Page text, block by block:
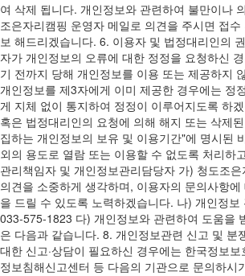
여 삭제 됩니다. 개인정보와 관련하여 불만이나
조은자리캠핑 운영자 메일로 의견을 주시면 접
보 해드리겠습니다. 6. 이용자 및 법정대리인의
자가 개인정보의 오류에 대한 정정을 요청하신
기 전까지 당해 개인정보를 이용 또는 제공하지
개인정보를 제3자에게 이미 제공한 경우에는 정
게 지체 없이 통지하여 정정이 이루어지도록 하
혹은 법정대리인의 요청에 의해 해지 또는 삭제
집하는 개인정보의 보유 및 이용기간"에 명시된
외의 용도로 열람 또는 이용할 수 없도록 처리하
관리책임자 및 개인정보관리담당자 가) 청도조
의견을 소중하게 생각하며, 이용자의 문의사항
을 드릴 수 있도록 노력하겠습니다. 나) 개인정보
033-575-1823 다) 개인정보와 관련하여 도움을
은 다음과 같습니다. 8. 개인정보관련 신고 및 분
대한 신고·상담이 필요하신 경우에는 한국정보
정보침해신고센터 등 다음의 기관으로 문의하시